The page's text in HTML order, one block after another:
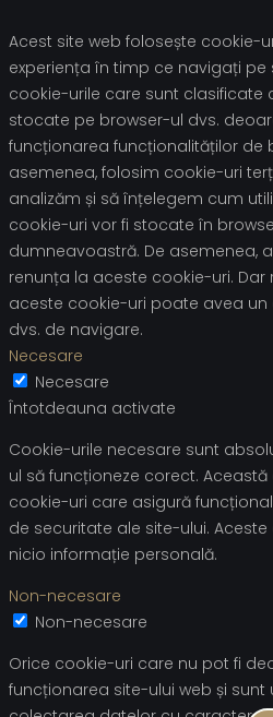
Acest site web folosește cookie-
experiența în timp ce navigați pe
cookie-urile care sunt clasificate
stocate pe browser-ul dvs.
funcționarea funcționalităților de
asemenea, folosim cookie-uri
analizăm și să înțelegem cum
cookie-uri vor fi stocate în
dumneavoastră. De asemenea,
renunța la aceste cookie-uri.
aceste cookie-uri poate avea un
dvs. de navigare.
Necesare
Necesare
Întotdeauna activate
Cookie-urile necesare sunt
ul să funcționeze corect.
cookie-uri care asigură
de securitate ale site-ului.
nicio informație personală.
Non-necesare
Non-necesare
Orice cookie-uri care nu pot fi
funcționarea site-ului web și sunt